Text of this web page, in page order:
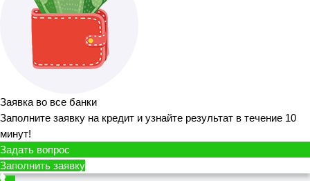
Заявка во все банки
Заполните заявку на кредит и узнайте результат в течение 10
минут!
Задать вопрос
Заполнить заявку